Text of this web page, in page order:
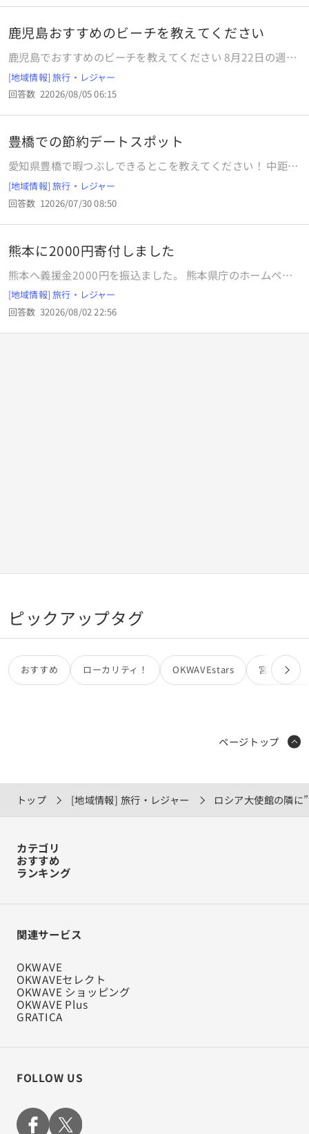
鹿児島おすすめのビーチを教えてください
鹿児島でおすすめのビーチを教えてください 8月22日の週に
鹿児島に行く予定です。 1日は海で泳ぎたいと思っているの
ですが、おすすめのビーチがあれば教えてください。 鹿児島
本土、種子島、屋久島に行きたいです。 いずれもレンタカー
移動を考えています。 またおすすめの宿泊地等も有れば是非
満喫するというより観光メインで寝れればいいのですが、で
きればコスパよく泊まりたいなと思っています。 よろしくお
願いいたします🙇
[地域情報] 旅行・レジャー
回答数 22026/08/05 06:15
豊橋での節約デートスポット
愛知県豊橋で暇つぶしできるとこを教えてください！ 中距離
彼氏と無理なく会えるのが豊橋なのですが、お互い地元でも
ないですし、遊べる場所がわからず、どこかおすすめの場所
を教えてください！ 豊橋では何度かあっていて、海や映画
館、蒲郡の方まで行きました！！ できれば豊橋市内の中で遊
あまりお金のかからない場所でお願いします！
[地域情報] 旅行・レジャー
回答数 12026/07/30 08:50
熊本に2000円寄付しました
熊本へ義援金2000円を振込ました。 熊本県庁のホームペー
ジから受け付けています。 私は1500万の資産があります
が、正直言って2000円はかなりキツい金額です。 クマモン
も嫌いなデザインだし熊本に縁もゆかりもないし、熊本に行
く事も一生ないでしょうが、熊本に2000円振込ました。 熊
[地域情報] 旅行・レジャー
回答数 32026/08/02 22:56
ピックアップタグ
おすすめ ローカリティ！ OKWAVEstars 宮田カオリ
トップ [地域情報] 旅行・レジャー ロシア大使館の隣に
ページトップ
カテゴリ
おすすめ
ランキング
関連サービス
OKWAVE
OKWAVEセレクト
OKWAVE ショッピング
OKWAVE Plus
GRATICA
FOLLOW US